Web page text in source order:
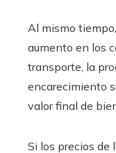
Al mismo
aumento en los
transporte, la
encarecimiento
valor final de
Si los precios de